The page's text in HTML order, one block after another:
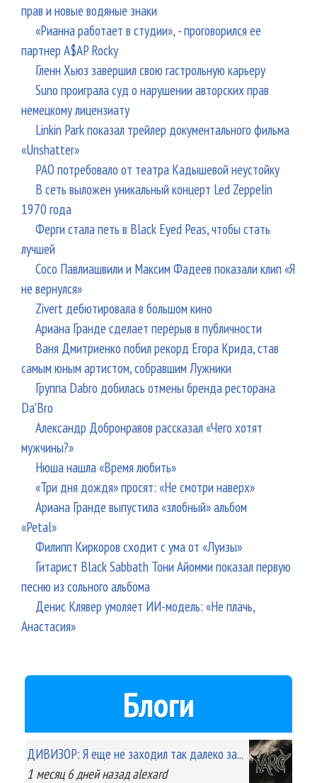
прав и новые водяные знаки
«Рианна работает в студии», - проговорился ее
партнер A$AP Rocky
Гленн Хьюз завершил свою гастрольную карьеру
Suno проиграла суд о нарушении авторских прав
немецкому лицензиату
Linkin Park показал трейлер документального фильма
«Unshatter»
РАО потребовало от театра Кадышевой неустойку
В сеть выложен уникальный концерт Led Zeppelin
1970 года
Ферги стала петь в Black Eyed Peas, чтобы стать
лучшей
Сосо Павлиашвили и Максим Фадеев показали клип «Я
не вернулся»
Zivert дебютировала в большом кино
Ариана Гранде сделает перерыв в публичности
Ваня Дмитриенко побил рекорд Егора Крида, став
самым юным артистом, собравшим Лужники
Группа Dabro добилась отмены бренда ресторана
Da'Bro
Александр Добронравов рассказал «Чего хотят
мужчины?»
Нюша нашла «Время любить»
«Три дня дождя» просят: «Не смотри наверх»
Ариана Гранде выпустила «злобный» альбом
«Petal»
Филипп Киркоров сходит с ума от «Луизы»
Гитарист Black Sabbath Тони Айомми показал первую
песню из сольного альбома
Денис Клявер умоляет ИИ-модель: «Не плачь,
Анастасия»
Блоги
ДИВИЗОР: Я еще не заходил так далеко за...
1 месяц 6 днейназад alexard